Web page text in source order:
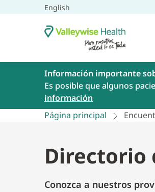
English
Información importante
Es posible que algunos
información
Página principal
Directorio
Conozca a nuestros